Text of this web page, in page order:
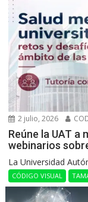
2 julio, 2026
Reúne la UAT a
webinarios
La Universidad
CÓDIGO VISUAL